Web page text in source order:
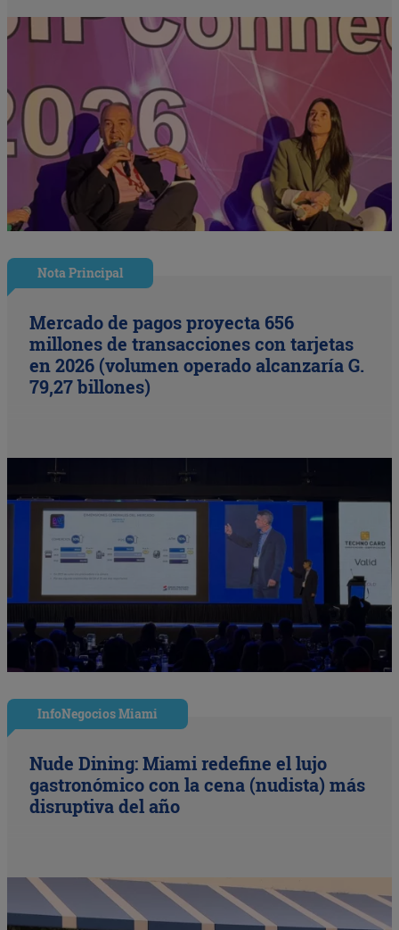
Nota Principal
Mercado de pagos proyecta 656
millones de transacciones con tarjetas
en 2026 (volumen operado alcanzaría G.
79,27 billones)
InfoNegocios Miami
Nude Dining: Miami redefine el lujo
gastronómico con la cena (nudista) más
disruptiva del año